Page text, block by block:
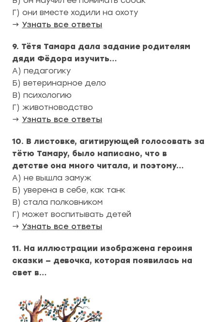
Г) они вместе ходили на охоту
→ Узнать все ответы
9. Тётя Тамара дала задание родителям
дяди Фёдора изучить…
А) педагогику
Б) ветеринарное дело
В) психологию
Г) животноводство
→ Узнать все ответы
10. В листовке, агитирующей голосовать за
тётю Тамару, было написано, что в
детстве она много читала, и поэтому…
А) не вышла замуж
Б) уверена в себе, как танк
В) стала полковником
Г) может воспитывать детей
→ Узнать все ответы
11. На иллюстрации изображена героиня
сказки — девочка, которая появилась на
свет в…